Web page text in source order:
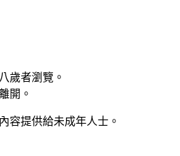
歲者瀏覽。
開。
容提供給未成年人士。